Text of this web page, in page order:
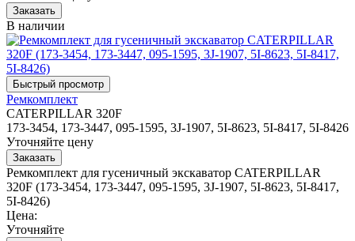
В наличии
Ремкомплект
CATERPILLAR 320F
173-3454, 173-3447, 095-1595, 3J-1907, 5I-8623, 5I-8417, 5I-8426
Уточняйте цену
Ремкомплект для гусеничный экскаватор CATERPILLAR
320F (173-3454, 173-3447, 095-1595, 3J-1907, 5I-8623, 5I-8417,
5I-8426)
Цена:
Уточняйте